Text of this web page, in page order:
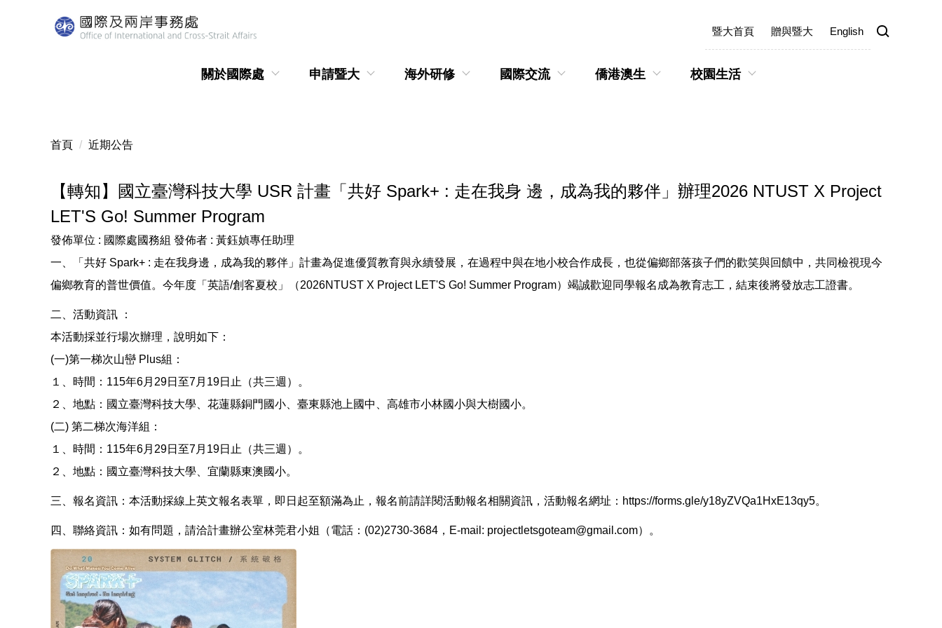
暨大首頁 贈與暨大 English
關於國際處 申請暨大 海外研修 國際交流 僑港澳生 校園生活
首頁 近期公告
【轉知】國立臺灣科技大學 USR 計畫「共好 Spark+ : 走在我身 邊，成為我的夥伴」辦理2026 NTUST X Project
LET'S Go! Summer Program
發佈單位 : 國際處國務組 發佈者 : 黃鈺媜專任助理
一、「共好 Spark+ : 走在我身邊，成為我的夥伴」計畫為促進優質教育與永續發展，在過程中與在地小校合作成長，也從偏鄉部落孩子們的歡笑與回饋中，共同檢視現今
偏鄉教育的普世價值。今年度「英語/創客夏校」（2026NTUST X Project LET'S Go! Summer Program）竭誠歡迎同學報名成為教育志工，結束後將發放志工證書。
二、活動資訊 ：
本活動採並行場次辦理，說明如下：
(一)第一梯次山巒 Plus組：
１、時間：115年6月29日至7月19日止（共三週）。
２、地點：國立臺灣科技大學、花蓮縣銅門國小、臺東縣池上國中、高雄市小林國小與大樹國小。
(二) 第二梯次海洋組：
１、時間：115年6月29日至7月19日止（共三週）。
２、地點：國立臺灣科技大學、宜蘭縣東澳國小。
三、報名資訊：本活動採線上英文報名表單，即日起至額滿為止，報名前請詳閱活動報名相關資訊，活動報名網址： https://forms.gle/y18yZVQa1HxE13qy5。
四、聯絡資訊：如有問題，請洽計畫辦公室林莞君小姐（電話：(02)2730-3684，E-mail: projectletsgoteam@gmail.com）。